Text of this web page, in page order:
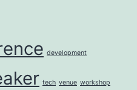
development
tech venue workshop